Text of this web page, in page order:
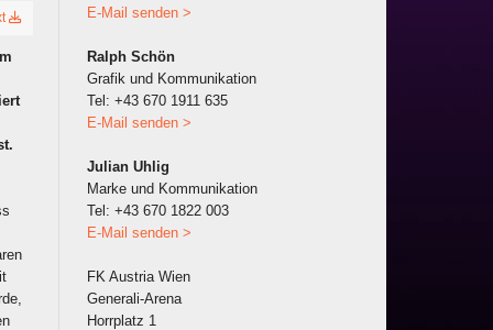
E-Mail senden >
Ralph Schön
Grafik und Kommunikation
Tel: +43 670 1911 635
E-Mail senden >
Julian Uhlig
Marke und Kommunikation
Tel: +43 670 1822 003
E-Mail senden >
FK Austria Wien
Generali-Arena
Horrplatz 1